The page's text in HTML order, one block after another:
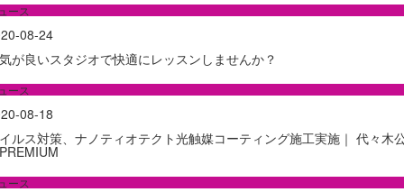
ース
08-24
が良いスタジオで快適にレッスンしませんか？
ース
08-18
ルス対策、ナノティオテクト光触媒コーティング施工実施｜ 代々木
ース